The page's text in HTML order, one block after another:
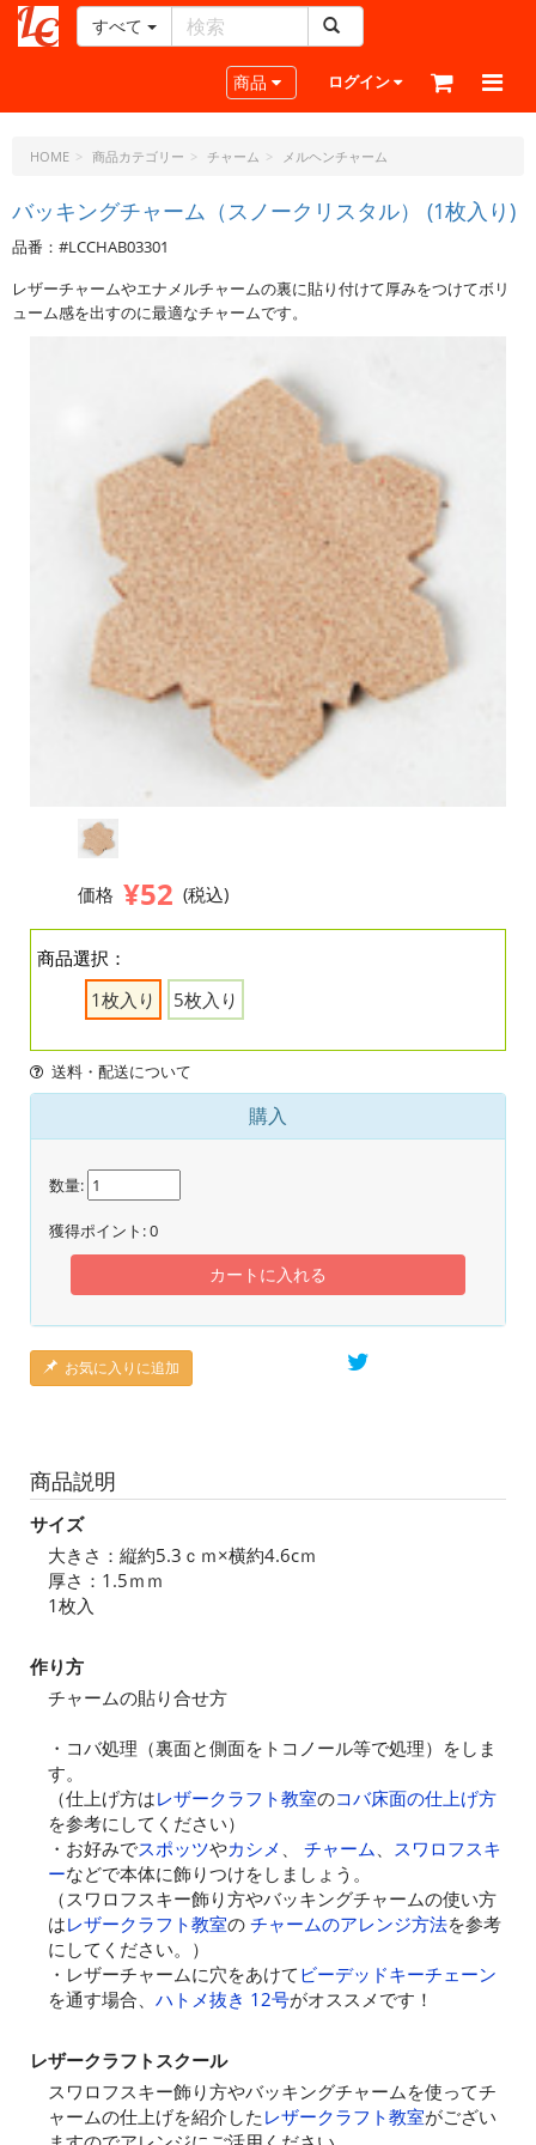
ー
ラ
ト・
ド
ッ
ト・
ジ
すべて
Toggle navigation
商品 ログイン
HOME 商品カテゴリー チャーム メルヘンチャーム
バッキングチャーム（スノークリスタル） (1枚入り)
品番：#LCCHAB03301
レザーチャームやエナメルチャームの裏に貼り付けて厚みをつけてボリ
ューム感を出すのに最適なチャームです。
価格 ¥52 (税込)
商品選択：
1枚入り
5枚入り
送料・配送について
購入
数量:
獲得ポイント:0
カートに入れる
お気に入りに追加
商品説明
サイズ
大きさ：縦約5.3ｃｍ×横約4.6cｍ
厚さ：1.5ｍｍ
1枚入
作り方
チャームの貼り合せ方
・コバ処理（裏面と側面をトコノール等で処理）をしま
す。
（仕上げ方はレザークラフト教室のコバ床面の仕上げ方
を参考にしてください）
・お好みでスポッツやカシメ チャーム
スワロフスキ
ーなどで本体に飾りつけをしましょう。
（スワロフスキー飾り方やバッキングチャームの使い方
はレザークラフト教室の チャームのアレンジ方法を参考
にしてください。）
・レザーチャームに穴をあけて ビーデッドキーチェーン
を通す場合、 ハトメ抜き 12号がオススメです！
レザークラフトスクール
スワロフスキー飾り方やバッキングチャームを使ってチ
ャームの仕上げを紹介した レザークラフト教室がござい